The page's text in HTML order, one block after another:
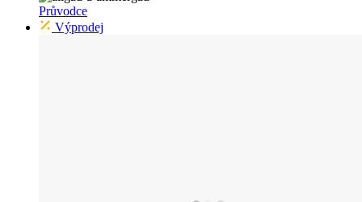
Průvodce
Výprodej